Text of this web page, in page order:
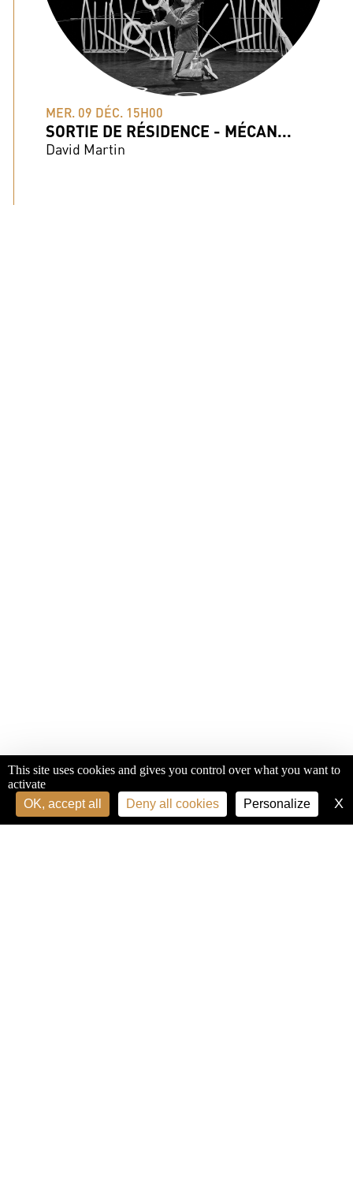
MER. 09 DÉC. 15H00
SORTIE DE RÉSIDENCE - MÉCAN...
David Martin
This site uses cookies and gives you control over what you want to
activate
OK, accept all
Deny all cookies Personalize X